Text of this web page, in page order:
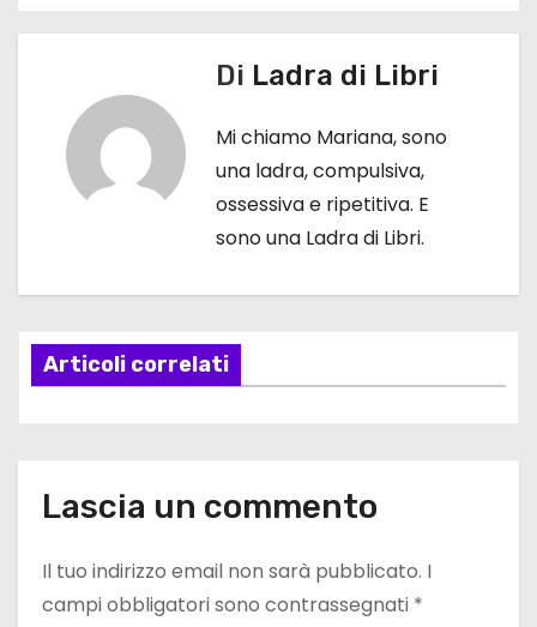
a
o
a
r
Di Ladra di Libri
Mi chiamo Mariana, sono
una ladra, compulsiva,
ossessiva e ripetitiva. E
sono una Ladra di Libri.
Articoli correlati
Lascia un commento
Il tuo indirizzo email non sarà pubblicato. I
campi obbligatori sono contrassegnati *